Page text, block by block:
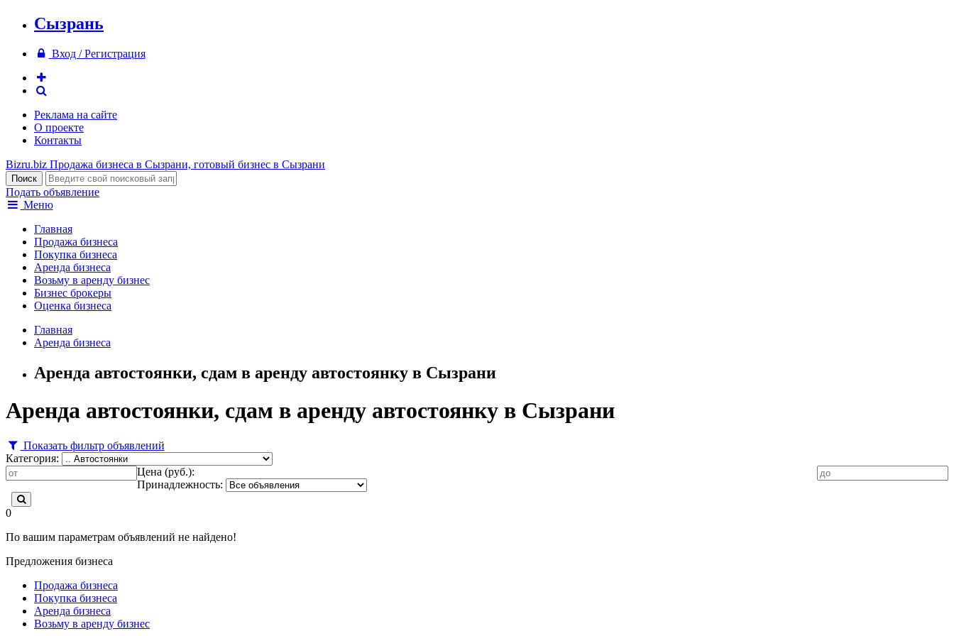
Сызрань
Вход / Регистрация
Реклама на сайте
О проекте
Контакты
Bizru.biz Продажа бизнеса в Сызрани, готовый бизнес в Сызрани
Подать объявление
Меню
Главная
Продажа бизнеса
Покупка бизнеса
Аренда бизнеса
Возьму в аренду бизнес
Бизнес брокеры
Оценка бизнеса
Главная
Аренда бизнеса
Аренда автостоянки, сдам в аренду автостоянку в Сызрани
Аренда автостоянки, сдам в аренду автостоянку в Сызрани
Показать фильтр объявлений
Категория:
Цена (руб.):
Принадлежность:
0
По вашим параметрам объявлений не найдено!
Предложения бизнеса
Продажа бизнеса
Покупка бизнеса
Аренда бизнеса
Возьму в аренду бизнес